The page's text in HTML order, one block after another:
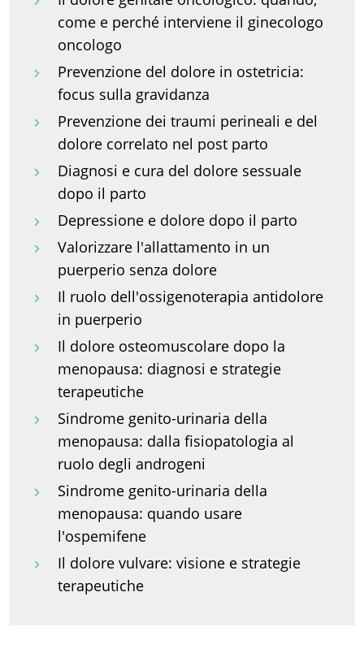
come e perché interviene il ginecologo
oncologo
Prevenzione del dolore in ostetricia:
focus sulla gravidanza
Prevenzione dei traumi perineali e del
dolore correlato nel post parto
Diagnosi e cura del dolore sessuale
dopo il parto
Depressione e dolore dopo il parto
Valorizzare l'allattamento in un
puerperio senza dolore
Il ruolo dell'ossigenoterapia antidolore
in puerperio
Il dolore osteomuscolare dopo la
menopausa: diagnosi e strategie
terapeutiche
Sindrome genito-urinaria della
menopausa: dalla fisiopatologia al
ruolo degli androgeni
Sindrome genito-urinaria della
menopausa: quando usare
l'ospemifene
Il dolore vulvare: visione e strategie
terapeutiche